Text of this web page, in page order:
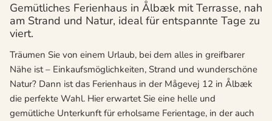
Gemütliches Ferienhaus in Ålbæk mit Terrasse, nah
am Strand und Natur, ideal für entspannte Tage zu
viert.
Träumen Sie von einem Urlaub, bei dem alles in greifbarer
Nähe ist – Einkaufsmöglichkeiten, Strand und wunderschöne
Natur? Dann ist das Ferienhaus in der Mågevej 12 in Ålbæk
die perfekte Wahl. Hier erwartet Sie eine helle und
gemütliche Unterkunft für erholsame Ferientage, in der auch